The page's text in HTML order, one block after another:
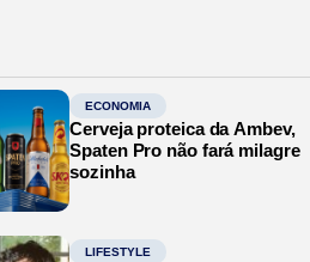
ECONOMIA
Cerveja proteica da Ambev,
Spaten Pro não fará milagre
sozinha
LIFESTYLE